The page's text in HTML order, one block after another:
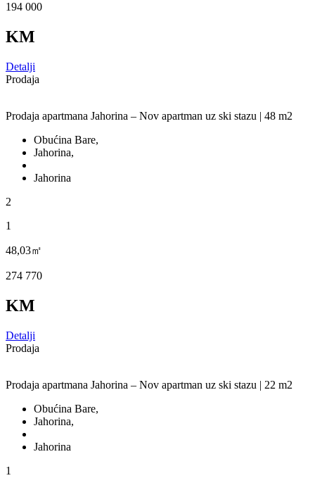
194 000
KM
Detalji
Prodaja
Prodaja apartmana Jahorina – Nov apartman uz ski stazu | 48 m2
Obućina Bare,
Jahorina,
Jahorina
2
1
48,03㎡
274 770
KM
Detalji
Prodaja
Prodaja apartmana Jahorina – Nov apartman uz ski stazu | 22 m2
Obućina Bare,
Jahorina,
Jahorina
1